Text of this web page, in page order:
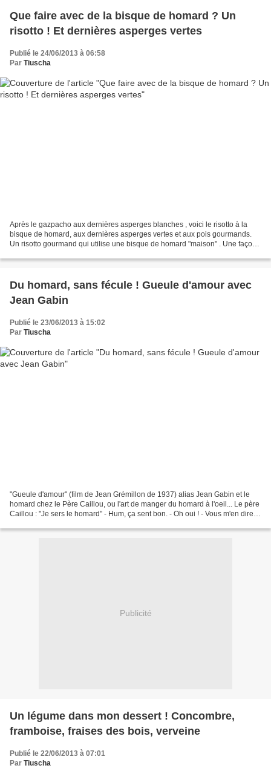
Que faire avec de la bisque de homard ? Un
risotto ! Et dernières asperges vertes
Publié le 24/06/2013 à 06:58
Par Tiuscha
Après le gazpacho aux dernières asperges blanches , voici le risotto à la
bisque de homard, aux dernières asperges vertes et aux pois gourmands.
Un risotto gourmand qui utilise une bisque de homard "maison" . Une façon
Du homard, sans fécule ! Gueule d'amour avec
Jean Gabin
Publié le 23/06/2013 à 15:02
Par Tiuscha
"Gueule d'amour" (film de Jean Grémillon de 1937) alias Jean Gabin et le
homard chez le Père Caillou, ou l'art de manger du homard à l'oeil... Le père
Caillou : "Je sers le homard" - Hum, ça sent bon. - Oh oui ! - Vous m'en direz
Publicité
Un légume dans mon dessert ! Concombre,
framboise, fraises des bois, verveine
Publié le 22/06/2013 à 07:01
Par Tiuscha